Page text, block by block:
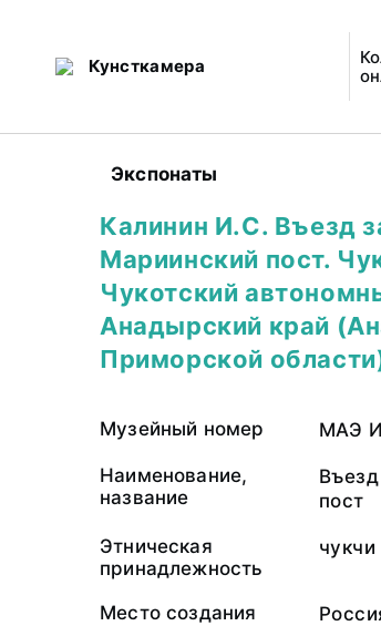
Кунсткамера
Экспонаты
Калинин И.С. Въезд
Мариинский пост.
Чукотский
Анадырский край
Приморской
Музейный номер МАЭ
Наименование,
название
пост
Этническая
принадлежность
чукчи
Место создания